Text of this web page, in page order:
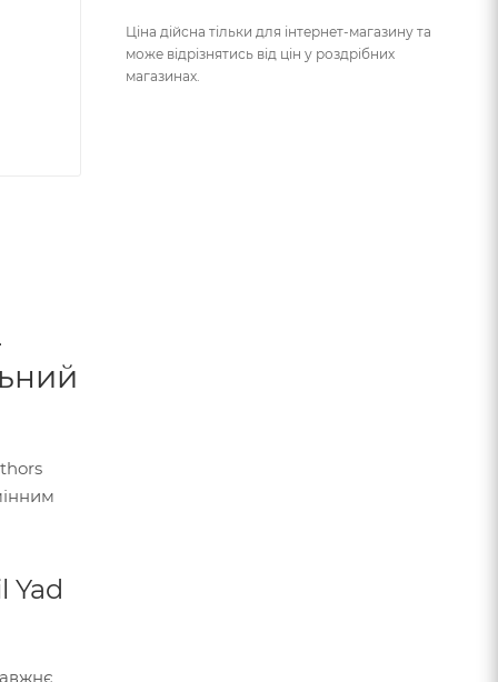
Yad
Ціна дійсна тільки для інтернет-магазину та
може відрізнятись від цін у роздрібних
магазинах.